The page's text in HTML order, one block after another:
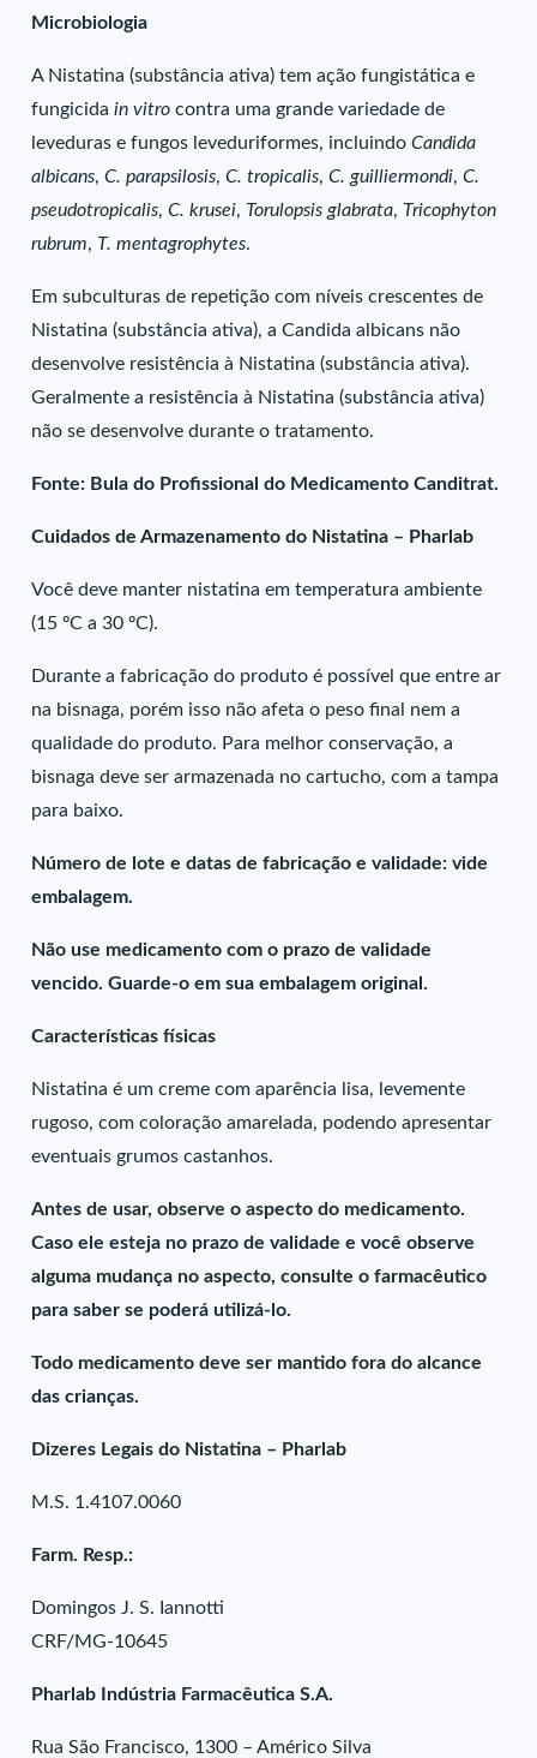
Microbiologia
A Nistatina (substância ativa) tem ação fungistática e
fungicida in vitro contra uma grande variedade de
leveduras e fungos leveduriformes, incluindoCandida
albicans,C. parapsilosis, C. tropicalis,C. guilliermondi,C.
pseudotropicalis,C. krusei, Torulopsis glabrata, Tricophyton
rubrum, T. mentagrophytes.
Em subculturas de repetição com níveis crescentes de
Nistatina (substância ativa), a Candida albicans não
desenvolve resistência à Nistatina (substância ativa).
Geralmente a resistência à Nistatina (substância ativa)
não se desenvolve durante o tratamento.
Fonte: Bula do Profissional do Medicamento Canditrat.
Cuidados de Armazenamento do Nistatina – Pharlab
Você deve manter nistatina em temperatura ambiente
(15 ºC a 30 ºC).
Durante a fabricação do produto é possível que entre ar
na bisnaga, porém isso não afeta o peso final nem a
qualidade do produto. Para melhor conservação, a
bisnaga deve ser armazenada no cartucho, com a tampa
para baixo.
Número de lote e datas de fabricação e validade: vide
embalagem.
Não use medicamento com o prazo de validade
vencido. Guarde-o em sua embalagem original.
Características físicas
Nistatina é um creme com aparência lisa, levemente
rugoso, com coloração amarelada, podendo apresentar
eventuais grumos castanhos.
Antes de usar, observe o aspecto do medicamento.
Caso ele esteja no prazo de validade e você observe
alguma mudança no aspecto, consulte o farmacêutico
para saber se poderá utilizá-lo.
Todo medicamento deve ser mantido fora do alcance
das crianças.
Dizeres Legais do Nistatina – Pharlab
M.S. 1.4107.0060
Farm. Resp.:
Domingos J. S. Iannotti
CRF/MG-10645
Pharlab Indústria Farmacêutica S.A.
Rua São Francisco, 1300 – Américo Silva